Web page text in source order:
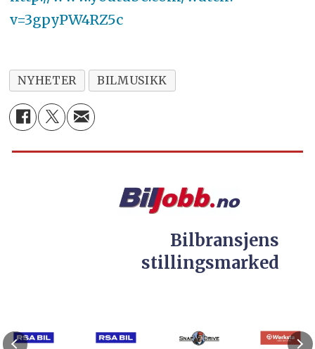
v=3gpyPW4RZ5c
NYHETER BILMUSIKK
Bilbransjens
stillingsmarked